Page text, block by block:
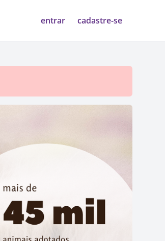
entrar cadastre-se